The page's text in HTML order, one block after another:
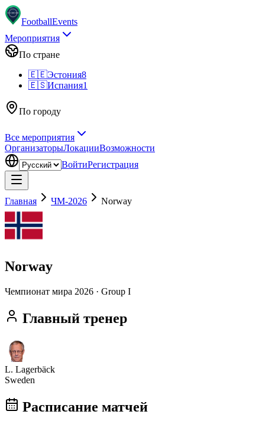
FootballEvents
Мероприятия
По стране
🇪🇪Эстония8
🇪🇸Испания1
По городу
Все мероприятия
ОрганизаторыЛокацииВозможности
ВойтиРегистрация
Главная ЧМ-2026 Norway
Norway
Чемпионат мира 2026 · Group I
Главный тренер
L. Lagerbäck
Sweden
Расписание матчей